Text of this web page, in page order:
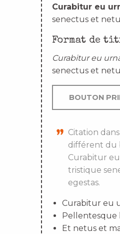
Curabitur eu
senectus et
Format de
Curabitur eu
senectus et
BOUTON
Citation
différent du
Curabitur
tristique
egestas.
Curabitur eu
Pellentesque
Et netus et